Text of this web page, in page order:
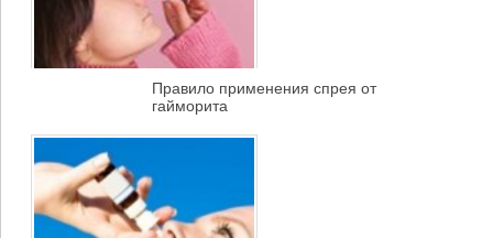
Правило применения спрея от
гайморита